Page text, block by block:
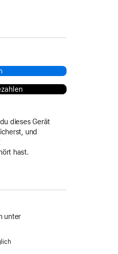
dieses Gerät
und
hast.
unter